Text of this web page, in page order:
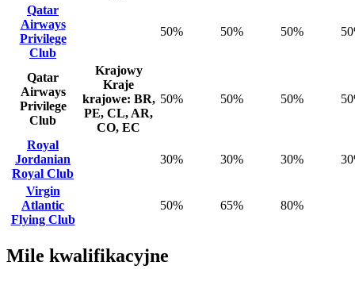
Qatar
Airways
Privilege
Club
50% 50% 50%
Qatar
Airways
Privilege
Club
Krajowy
Kraje
krajowe: BR,
PE, CL, AR,
CO, EC
50% 50% 50%
Royal
Jordanian
Royal Club
30% 30% 30%
Virgin
Atlantic
Flying Club
50% 65% 80%
Mile kwalifikacyjne